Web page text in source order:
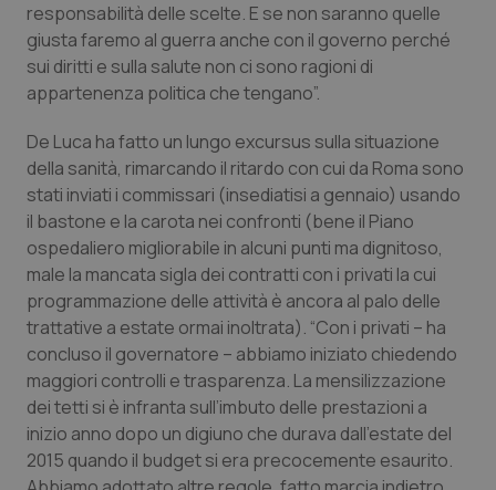
responsabilità delle scelte. E se non saranno quelle
giusta faremo al guerra anche con il governo perché
sui diritti e sulla salute non ci sono ragioni di
appartenenza politica che tengano”.
De Luca ha fatto un lungo excursus sulla situazione
della sanità, rimarcando il ritardo con cui da Roma sono
stati inviati i commissari (insediatisi a gennaio) usando
il bastone e la carota nei confronti (bene il Piano
ospedaliero migliorabile in alcuni punti ma dignitoso,
male la mancata sigla dei contratti con i privati la cui
programmazione delle attività è ancora al palo delle
trattative a estate ormai inoltrata). “Con i privati – ha
concluso il governatore – abbiamo iniziato chiedendo
maggiori controlli e trasparenza. La mensilizzazione
dei tetti si è infranta sull’imbuto delle prestazioni a
inizio anno dopo un digiuno che durava dall’estate del
2015 quando il budget si era precocemente esaurito.